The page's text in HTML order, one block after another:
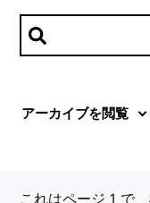
ニュース
アーカイブを閲覧